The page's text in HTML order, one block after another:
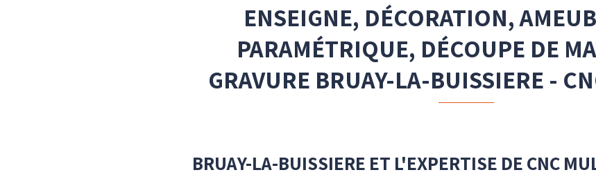
ENSEIGNE, DÉCORATION,
PARAMÉTRIQUE, DÉCOUPE DE
GRAVURE BRUAY-LA-BUISSIERE -
BRUAY-LA-BUISSIERE ET L'EXPERTISE DE CNC